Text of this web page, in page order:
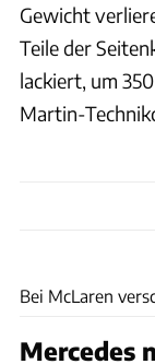
Gewicht
Teile der
lackiert, um
Martin-
Bei McLaren
Mercedes